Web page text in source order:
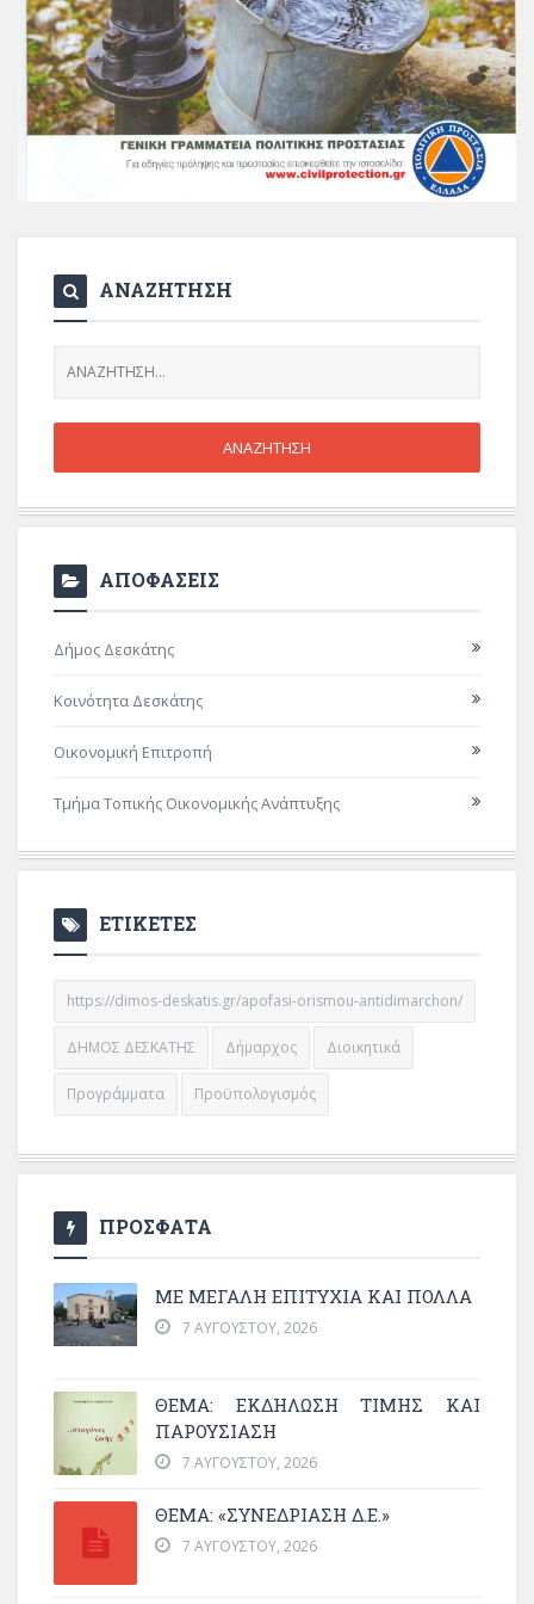
ΑΝΑΖΗΤΗΣΗ
ΑΠΟΦΑΣΕΙΣ
Δήμος Δεσκάτης
Κοινότητα Δεσκάτης
Οικονομική Επιτροπή
Τμήμα Τοπικής Οικονομικής Ανάπτυξης
ΕΤΙΚΕΤΕΣ
https://dimos-deskatis.gr/apofasi-orismou-antidimarchon/
ΔΗΜΟΣ ΔΕΣΚΑΤΗΣ Δήμαρχος Διοικητικά
Προγράμματα Προϋπολογισμός
ΠΡΟΣΦΑΤΑ
ΜΕ ΜΕΓΆΛΗ ΕΠΙΤΥΧΊΑ ΚΑΙ ΠΟΛΛΆ
7 ΑΥΓΟΎΣΤΟΥ, 2026
ΘΈΜΑ: ΕΚΔΉΛΩΣΗ ΤΙΜΉΣ ΚΑΙ
ΠΑΡΟΥΣΊΑΣΗ
7 ΑΥΓΟΎΣΤΟΥ, 2026
ΘΕΜΑ: «ΣΥΝΕΔΡΊΑΣΗ Δ.Ε.»
7 ΑΥΓΟΎΣΤΟΥ, 2026